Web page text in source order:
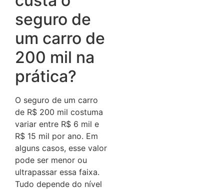
seguro de
um carro de
200 mil na
prática?
O seguro de um carro
de R$ 200 mil costuma
variar entre R$ 6 mil e
R$ 15 mil por ano. Em
alguns casos, esse valor
pode ser menor ou
ultrapassar essa faixa.
Tudo depende do nível